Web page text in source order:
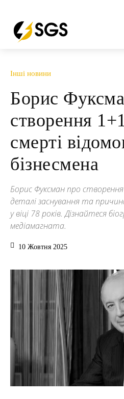
Інші новини
Борис
створення
смерті
бізнесмена
Борис Фуксман про
деталі заснування та
у віці 78 років. Дізнайтеся
медіамагната.
10 Жовтня 2025